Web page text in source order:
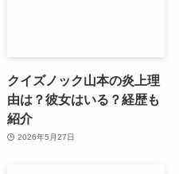
クイズノック山本の炎上理
由は？彼女はいる？経歴も
紹介
2026年5月27日